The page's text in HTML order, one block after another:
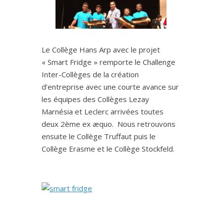
Le Collège Hans Arp avec le projet
« Smart Fridge » remporte le Challenge
Inter-Collèges de la création
d’entreprise avec une courte avance sur
les équipes des Collèges Lezay
Marnésia et Leclerc arrivées toutes
deux 2ème ex æquo. Nous retrouvons
ensuite le Collège Truffaut puis le
Collège Erasme et le Collège Stockfeld.